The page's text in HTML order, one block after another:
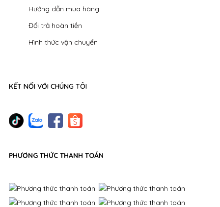
Hướng dẫn mua hàng
Đổi trả hoàn tiền
Hình thức vận chuyển
KẾT NỐI VỚI CHÚNG TÔI
PHƯƠNG THỨC THANH TOÁN